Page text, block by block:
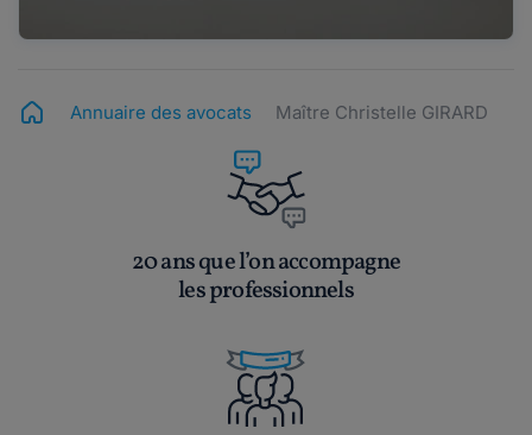
Annuaire des avocats Maître Christelle GIRARD
20 ans que l’on accompagne
les professionnels